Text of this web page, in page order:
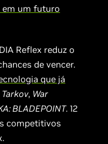
em um futuro
Reflex reduz o
de vencer.
que já
Tarkov, War
BLADEPOINT. 12
competitivos